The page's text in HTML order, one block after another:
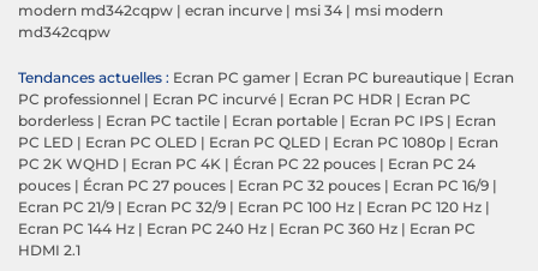
modern md342cqpw | ecran incurve | msi 34 | msi modern
md342cqpw
Tendances actuelles : Ecran PC gamer | Ecran PC bureautique | Ecran
PC professionnel | Ecran PC incurvé | Ecran PC HDR | Ecran PC
borderless | Ecran PC tactile | Ecran portable | Ecran PC IPS | Ecran
PC LED | Ecran PC OLED | Ecran PC QLED | Ecran PC 1080p | Ecran
PC 2K WQHD | Ecran PC 4K | Écran PC 22 pouces | Ecran PC 24
pouces | Écran PC 27 pouces | Ecran PC 32 pouces | Ecran PC 16/9 |
Ecran PC 21/9 | Ecran PC 32/9 | Ecran PC 100 Hz | Ecran PC 120 Hz |
Ecran PC 144 Hz | Ecran PC 240 Hz | Ecran PC 360 Hz | Ecran PC
HDMI 2.1